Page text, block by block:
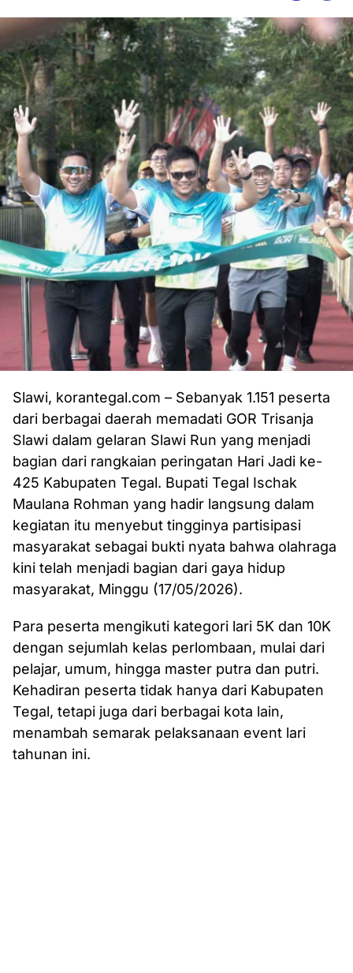
Slawi, korantegal.com – Sebanyak 1.151 peserta
dari berbagai daerah memadati GOR Trisanja
Slawi dalam gelaran Slawi Run yang menjadi
bagian dari rangkaian peringatan Hari Jadi ke-
425 Kabupaten Tegal. Bupati Tegal Ischak
Maulana Rohman yang hadir langsung dalam
kegiatan itu menyebut tingginya partisipasi
masyarakat sebagai bukti nyata bahwa olahraga
kini telah menjadi bagian dari gaya hidup
masyarakat, Minggu (17/05/2026).
Para peserta mengikuti kategori lari 5K dan 10K
dengan sejumlah kelas perlombaan, mulai dari
pelajar, umum, hingga master putra dan putri.
Kehadiran peserta tidak hanya dari Kabupaten
Tegal, tetapi juga dari berbagai kota lain,
menambah semarak pelaksanaan event lari
tahunan ini.